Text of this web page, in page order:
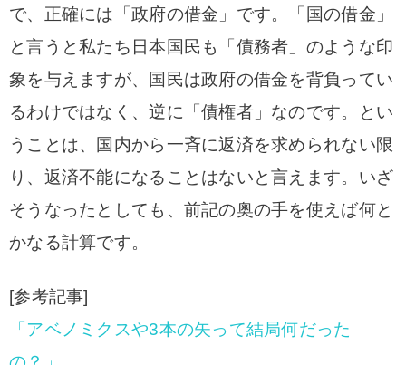
で、正確には「政府の借金」です。「国の借金」
と言うと私たち日本国民も「債務者」のような印
象を与えますが、国民は政府の借金を背負ってい
るわけではなく、逆に「債権者」なのです。とい
うことは、国内から一斉に返済を求められない限
り、返済不能になることはないと言えます。いざ
そうなったとしても、前記の奥の手を使えば何と
かなる計算です。
[参考記事]
「アベノミクスや3本の矢って結局何だった